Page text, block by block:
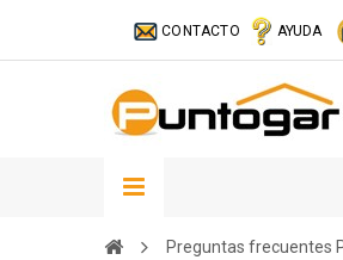
CONTACTO AYUDA
Preguntas frecuentes